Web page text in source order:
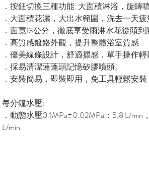
．按鈕切換三種功能: 大面積淋浴，旋轉
．大面積花灑，大出水範圍，洗去一天疲
．面寬13公分，徹底享受雨淋水花從頭
．高質感鍍鉻外觀，提升整體浴室質感
．優美線條設計，舒適握感，單手操作輕
．採易清潔蓮蓬頭記憶矽膠噴頭。
．安裝簡易，即裝即用，免工具輕鬆安裝
每分鐘水壓:
．動態水壓0.1MPa±0.02MPa：5.8 L/
L/min